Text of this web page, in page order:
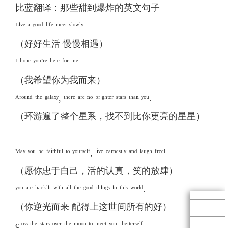
比蓝翻译：那些甜到爆炸的英文句子
ᴸⁱᵛᵉ ᵃ ᵍᵒᵒᵈ ˡⁱᶠᵉ ᵐᵉᵉᵗ ˢˡᵒʷˡʸ
（好好生活 慢慢相遇）
ᴵ ʰᵒᵖᵉ ʸᵒᵘ'ʳᵉ ʰᵉʳᵉ ᶠᵒʳ ᵐᵉ
（我希望你为我而来）
ᴬʳᵒᵘⁿᵈ ᵗʰᵉ ᵍᵃˡᵃˣʸ, ᵗʰᵉʳᵉ ᵃʳᵉ ⁿᵒ ᵇʳⁱᵍʰᵗᵉʳ ˢᵗᵃʳˢ ᵗʰᵃⁿ ʸᵒᵘ.
（环游遍了整个星系，找不到比你更亮的星星）
ᴹᵃʸ ʸᵒᵘ ᵇᵉ ᶠᵃⁱᵗʰᶠᵘˡ ᵗᵒ ʸᵒᵘʳˢᵉˡᶠ, ˡⁱᵛᵉ ᵉᵃʳⁿᵉˢᵗˡʸ ᵃⁿᵈ ˡᵃᵘᵍʰ ᶠʳᵉᵉˡ
（愿你忠于自己，活的认真，笑的放肆）
ʸᵒᵘ ᵃʳᵉ ᵇᵃᶜᵏˡⁱᵗ ʷⁱᵗʰ ᵃˡˡ ᵗʰᵉ ᵍᵒᵒᵈ ᵗʰⁱⁿᵍˢ ⁱⁿ ᵗʰⁱˢ ʷᵒʳˡᵈ.
（你逆光而来 配得上这世间所有的好）
cʳᵒˢˢ ᵗʰᵉ ˢᵗᵃʳˢ ᵒᵛᵉʳ ᵗʰᵉ ᵐᵒᵒⁿ ᵗᵒ ᵐᵉᵉᵗ ʸᵒᵘʳ ᵇᵉᵗᵗᵉʳˢᵉˡᶠ